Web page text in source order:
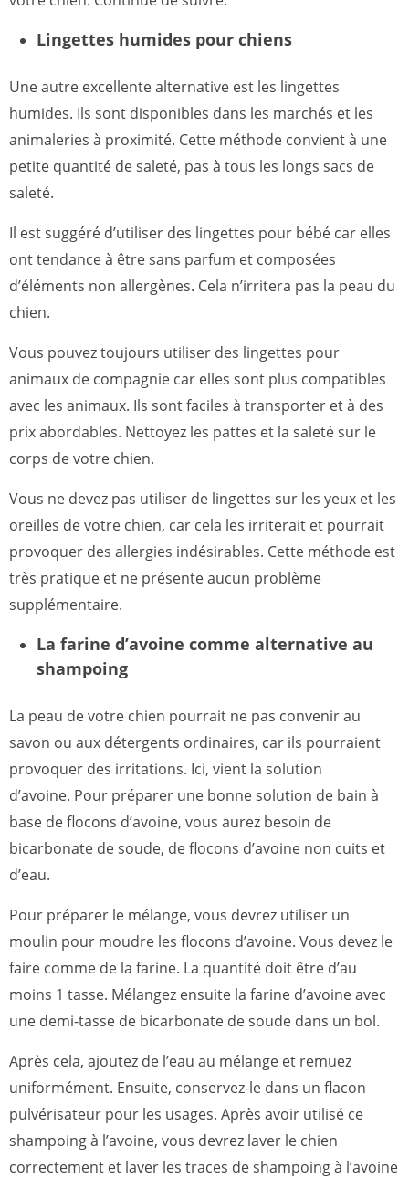
Lingettes humides pour chiens
Une autre excellente alternative est les lingettes
humides. Ils sont disponibles dans les marchés et les
animaleries à proximité. Cette méthode convient à une
petite quantité de saleté, pas à tous les longs sacs de
saleté.
Il est suggéré d’utiliser des lingettes pour bébé car elles
ont tendance à être sans parfum et composées
d’éléments non allergènes. Cela n’irritera pas la peau du
chien.
Vous pouvez toujours utiliser des lingettes pour
animaux de compagnie car elles sont plus compatibles
avec les animaux. Ils sont faciles à transporter et à des
prix abordables. Nettoyez les pattes et la saleté sur le
corps de votre chien.
Vous ne devez pas utiliser de lingettes sur les yeux et les
oreilles de votre chien, car cela les irriterait et pourrait
provoquer des allergies indésirables. Cette méthode est
très pratique et ne présente aucun problème
supplémentaire.
La farine d’avoine comme alternative au
shampoing
La peau de votre chien pourrait ne pas convenir au
savon ou aux détergents ordinaires, car ils pourraient
provoquer des irritations. Ici, vient la solution
d’avoine. Pour préparer une bonne solution de bain à
base de flocons d’avoine, vous aurez besoin de
bicarbonate de soude, de flocons d’avoine non cuits et
d’eau.
Pour préparer le mélange, vous devrez utiliser un
moulin pour moudre les flocons d’avoine. Vous devez le
faire comme de la farine. La quantité doit être d’au
moins 1 tasse. Mélangez ensuite la farine d’avoine avec
une demi-tasse de bicarbonate de soude dans un bol.
Après cela, ajoutez de l’eau au mélange et remuez
uniformément. Ensuite, conservez-le dans un flacon
pulvérisateur pour les usages. Après avoir utilisé ce
shampoing à l’avoine, vous devrez laver le chien
correctement et laver les traces de shampoing à l’avoine